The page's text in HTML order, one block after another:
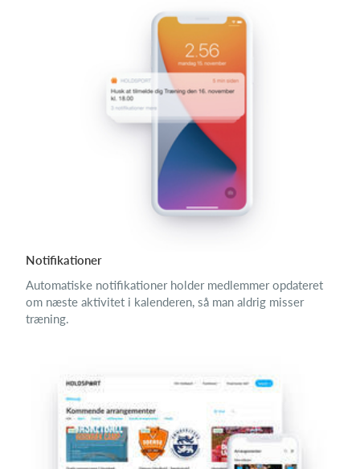
Notifikationer
Automatiske notifikationer holder medlemmer opdateret
om næste aktivitet i kalenderen, så man aldrig misser
træning.